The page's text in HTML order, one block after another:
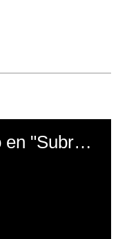
El mal momento de Yanina Gasañol con un hincha argentino en "Subrayado"